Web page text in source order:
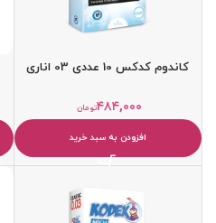
کاندوم کدکس 10 عددی 03 اناری
تومان۴۸۴,۰۰۰
افزودن به سبد خرید